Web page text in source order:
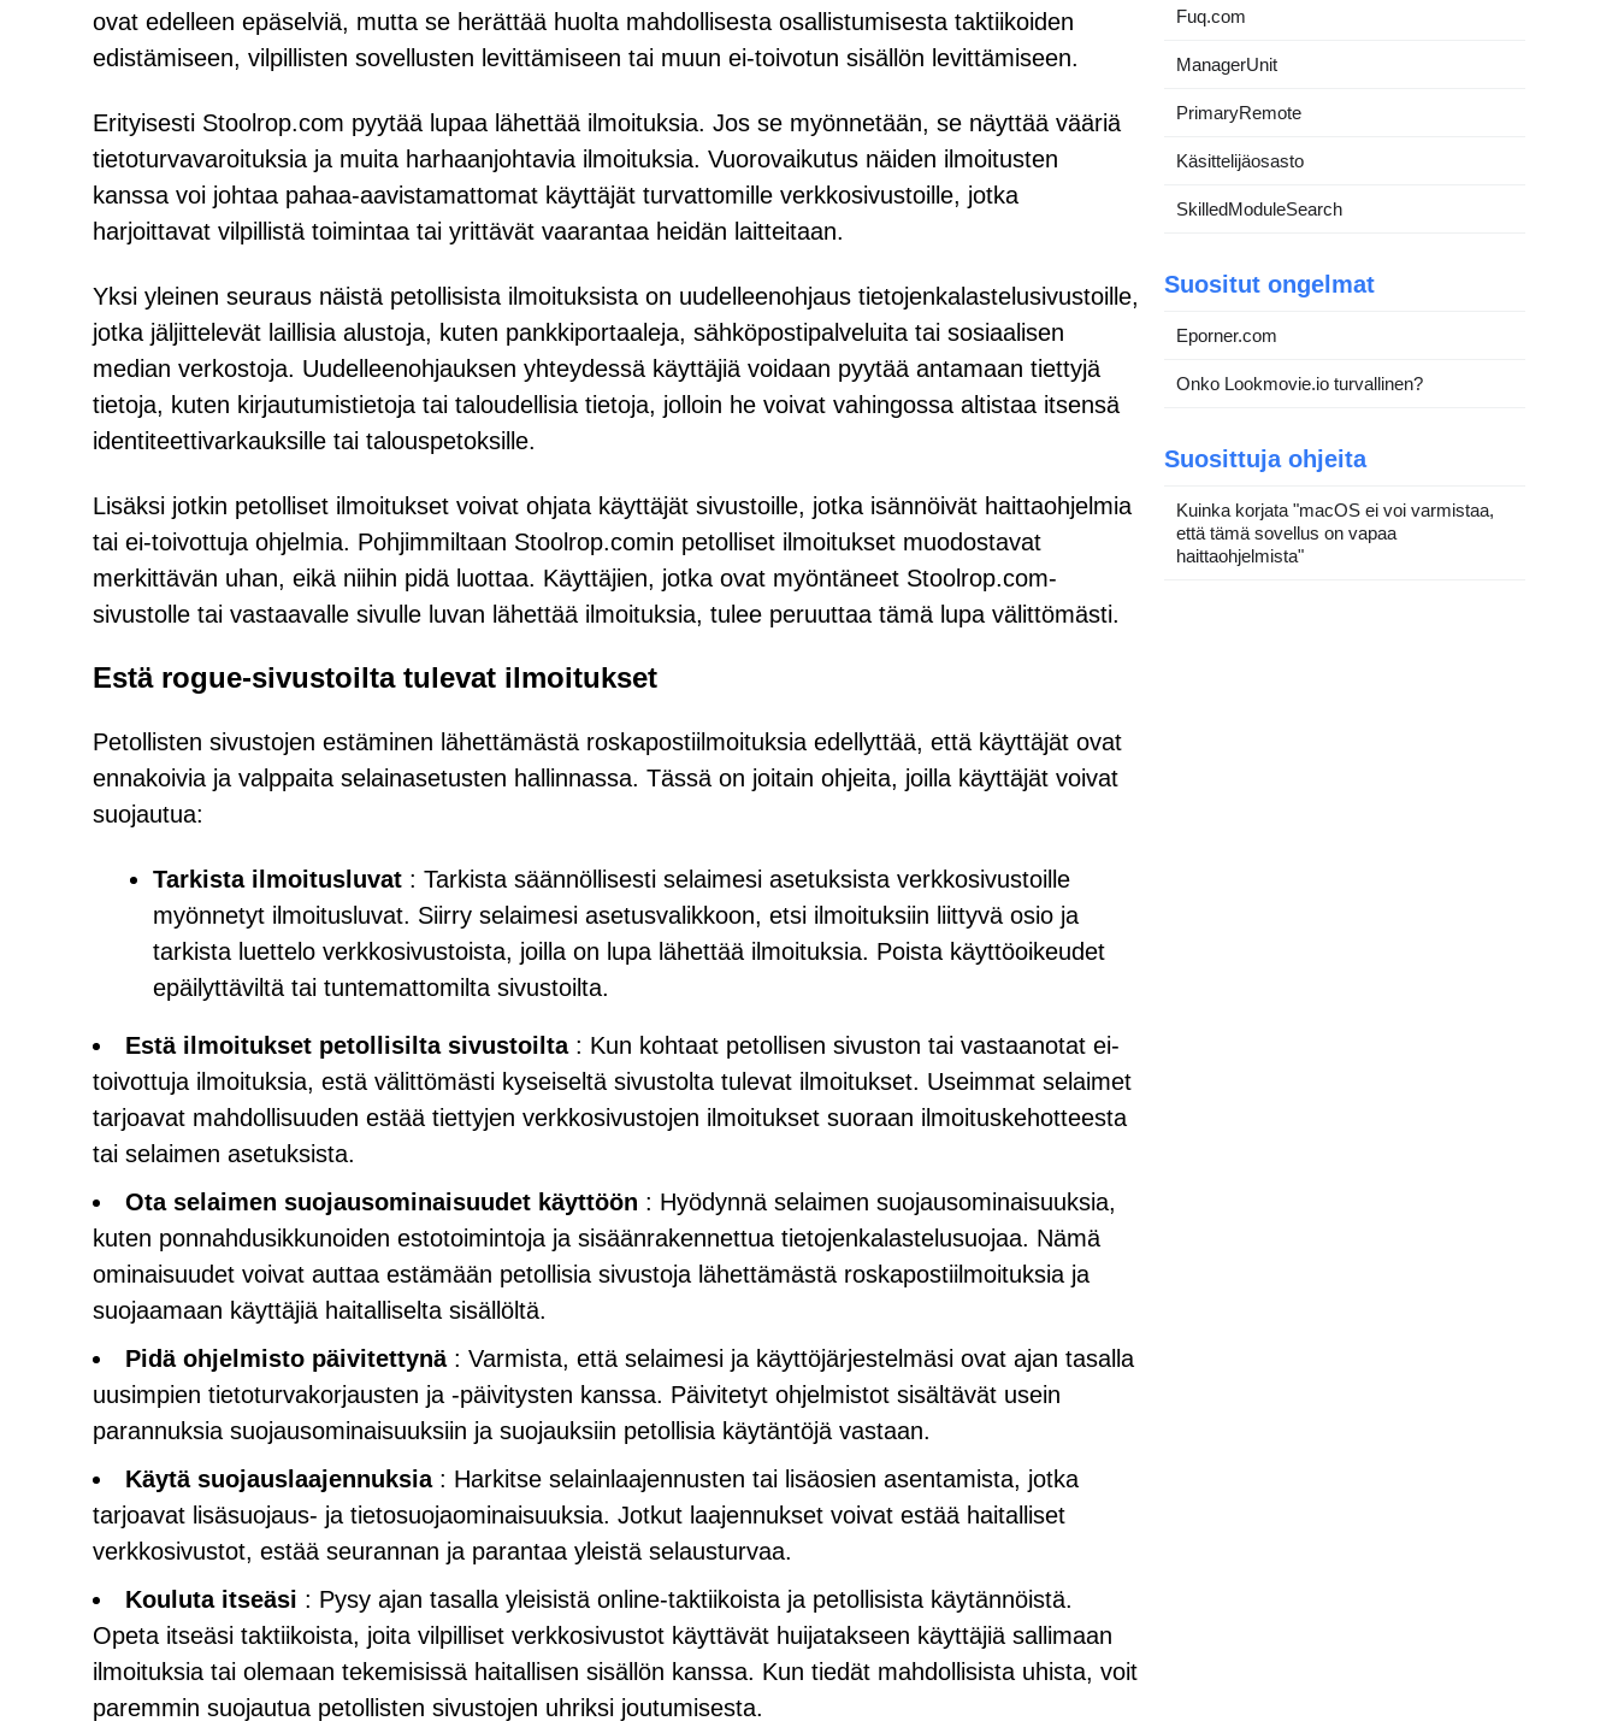
ovat edelleen epäselviä, mutta se herättää huolta mahdollisesta osallistumisesta taktiikoiden
edistämiseen, vilpillisten sovellusten levittämiseen tai muun ei-toivotun sisällön levittämiseen.
Erityisesti Stoolrop.com pyytää lupaa lähettää ilmoituksia. Jos se myönnetään, se näyttää vääriä
tietoturvavaroituksia ja muita harhaanjohtavia ilmoituksia. Vuorovaikutus näiden ilmoitusten
kanssa voi johtaa pahaa-aavistamattomat käyttäjät turvattomille verkkosivustoille, jotka
harjoittavat vilpillistä toimintaa tai yrittävät vaarantaa heidän laitteitaan.
Yksi yleinen seuraus näistä petollisista ilmoituksista on uudelleenohjaus tietojenkalastelusivustoille,
jotka jäljittelevät laillisia alustoja, kuten pankkiportaaleja, sähköpostipalveluita tai sosiaalisen
median verkostoja. Uudelleenohjauksen yhteydessä käyttäjiä voidaan pyytää antamaan tiettyjä
tietoja, kuten kirjautumistietoja tai taloudellisia tietoja, jolloin he voivat vahingossa altistaa itsensä
identiteettivarkauksille tai talouspetoksille.
Lisäksi jotkin petolliset ilmoitukset voivat ohjata käyttäjät sivustoille, jotka isännöivät haittaohjelmia
tai ei-toivottuja ohjelmia. Pohjimmiltaan Stoolrop.comin petolliset ilmoitukset muodostavat
merkittävän uhan, eikä niihin pidä luottaa. Käyttäjien, jotka ovat myöntäneet Stoolrop.com-
sivustolle tai vastaavalle sivulle luvan lähettää ilmoituksia, tulee peruuttaa tämä lupa välittömästi.
Estä rogue-sivustoilta tulevat ilmoitukset
Petollisten sivustojen estäminen lähettämästä roskapostiilmoituksia edellyttää, että käyttäjät ovat
ennakoivia ja valppaita selainasetusten hallinnassa. Tässä on joitain ohjeita, joilla käyttäjät voivat
suojautua:
Tarkista ilmoitusluvat : Tarkista säännöllisesti selaimesi asetuksista verkkosivustoille
myönnetyt ilmoitusluvat. Siirry selaimesi asetusvalikkoon, etsi ilmoituksiin liittyvä osio ja
tarkista luettelo verkkosivustoista, joilla on lupa lähettää ilmoituksia. Poista käyttöoikeudet
epäilyttäviltä tai tuntemattomilta sivustoilta.
Estä ilmoitukset petollisilta sivustoilta: Kun kohtaat petollisen sivuston tai vastaanotat ei-
toivottuja ilmoituksia, estä välittömästi kyseiseltä sivustolta tulevat ilmoitukset. Useimmat selaimet
tarjoavat mahdollisuuden estää tiettyjen verkkosivustojen ilmoitukset suoraan ilmoituskehotteesta
tai selaimen asetuksista.
Ota selaimen suojausominaisuudet käyttöön : Hyödynnä selaimen suojausominaisuuksia,
kuten ponnahdusikkunoiden estotoimintoja ja sisäänrakennettua tietojenkalastelusuojaa. Nämä
ominaisuudet voivat auttaa estämään petollisia sivustoja lähettämästä roskapostiilmoituksia ja
suojaamaan käyttäjiä haitalliselta sisällöltä.
Pidä ohjelmisto päivitettynä: Varmista, että selaimesi ja käyttöjärjestelmäsi ovat ajan tasalla
uusimpien tietoturvakorjausten ja -päivitysten kanssa. Päivitetyt ohjelmistot sisältävät usein
parannuksia suojausominaisuuksiin ja suojauksiin petollisia käytäntöjä vastaan.
Käytä suojauslaajennuksia: Harkitse selainlaajennusten tai lisäosien asentamista, jotka
tarjoavat lisäsuojaus- ja tietosuojaominaisuuksia. Jotkut laajennukset voivat estää haitalliset
verkkosivustot, estää seurannan ja parantaa yleistä selausturvaa.
Kouluta itseäsi : Pysy ajan tasalla yleisistä online-taktiikoista ja petollisista käytännöistä.
Opeta itseäsi taktiikoista, joita vilpilliset verkkosivustot käyttävät huijatakseen käyttäjiä sallimaan
ilmoituksia tai olemaan tekemisissä haitallisen sisällön kanssa. Kun tiedät mahdollisista uhista, voit
paremmin suojautua petollisten sivustojen uhriksi joutumisesta.
Fuq.com
ManagerUnit
PrimaryRemote
Käsittelijäosasto
SkilledModuleSearch
Suositut ongelmat
Eporner.com
Onko Lookmovie.io turvallinen?
Suosittuja ohjeita
Kuinka korjata "macOS ei voi varmistaa,
että tämä sovellus on vapaa
haittaohjelmista"